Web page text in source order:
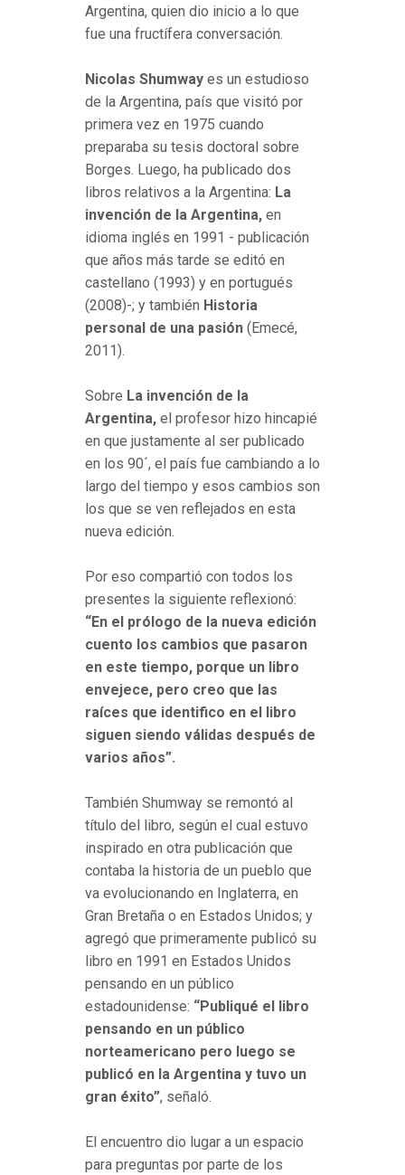
Argentina, quien dio inicio a lo que
fue una fructífera conversación.
Nicolas Shumway es un estudioso
de la Argentina, país que visitó por
primera vez en 1975 cuando
preparaba su tesis doctoral sobre
Borges. Luego, ha publicado dos
libros relativos a la Argentina: La
invención de la Argentina, en
idioma inglés en 1991 - publicación
que años más tarde se editó en
castellano (1993) y en portugués
(2008)-; y también Historia
personal de una pasión (Emecé,
2011).
Sobre La invención de la
Argentina, el profesor hizo hincapié
en que justamente al ser publicado
en los 90´, el país fue cambiando a lo
largo del tiempo y esos cambios son
los que se ven reflejados en esta
nueva edición.
Por eso compartió con todos los
presentes la siguiente reflexionó:
“En el prólogo de la nueva edición
cuento los cambios que pasaron
en este tiempo, porque un libro
envejece, pero creo que las
raíces que identifico en el libro
siguen siendo válidas después de
varios años”.
También Shumway se remontó al
título del libro, según el cual estuvo
inspirado en otra publicación que
contaba la historia de un pueblo que
va evolucionando en Inglaterra, en
Gran Bretaña o en Estados Unidos; y
agregó que primeramente publicó su
libro en 1991 en Estados Unidos
pensando en un público
estadounidense: “Publiqué el libro
pensando en un público
norteamericano pero luego se
publicó en la Argentina y tuvo un
gran éxito”, señaló.
El encuentro dio lugar a un espacio
para preguntas por parte de los